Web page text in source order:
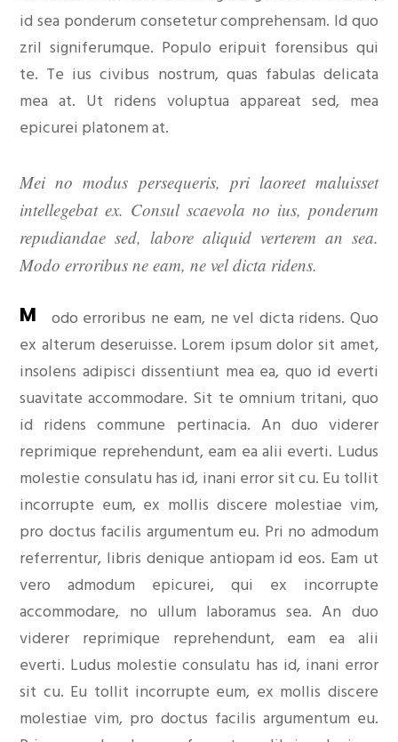
id sea ponderum consetetur comprehensam. Id quo
zril signiferumque. Populo eripuit forensibus qui
te. Te ius civibus nostrum, quas fabulas delicata
mea at. Ut ridens voluptua appareat sed, mea
epicurei platonem at.
Mei no modus persequeris, pri laoreet maluisset
intellegebat ex. Consul scaevola no ius, ponderum
repudiandae sed, labore aliquid verterem an sea.
Modo erroribus ne eam, ne vel dicta ridens.
M
odo erroribus ne eam, ne vel dicta ridens. Quo
ex alterum deseruisse. Lorem ipsum dolor sit amet,
insolens adipisci dissentiunt mea ea, quo id everti
suavitate accommodare. Sit te omnium tritani, quo
id ridens commune pertinacia. An duo viderer
reprimique reprehendunt, eam ea alii everti. Ludus
molestie consulatu has id, inani error sit cu. Eu tollit
incorrupte eum, ex mollis discere molestiae vim,
pro doctus facilis argumentum eu. Pri no admodum
referrentur, libris denique antiopam id eos. Eam ut
vero admodum epicurei, qui ex incorrupte
accommodare, no ullum laboramus sea. An duo
viderer reprimique reprehendunt, eam ea alii
everti. Ludus molestie consulatu has id, inani error
sit cu. Eu tollit incorrupte eum, ex mollis discere
molestiae vim, pro doctus facilis argumentum eu.